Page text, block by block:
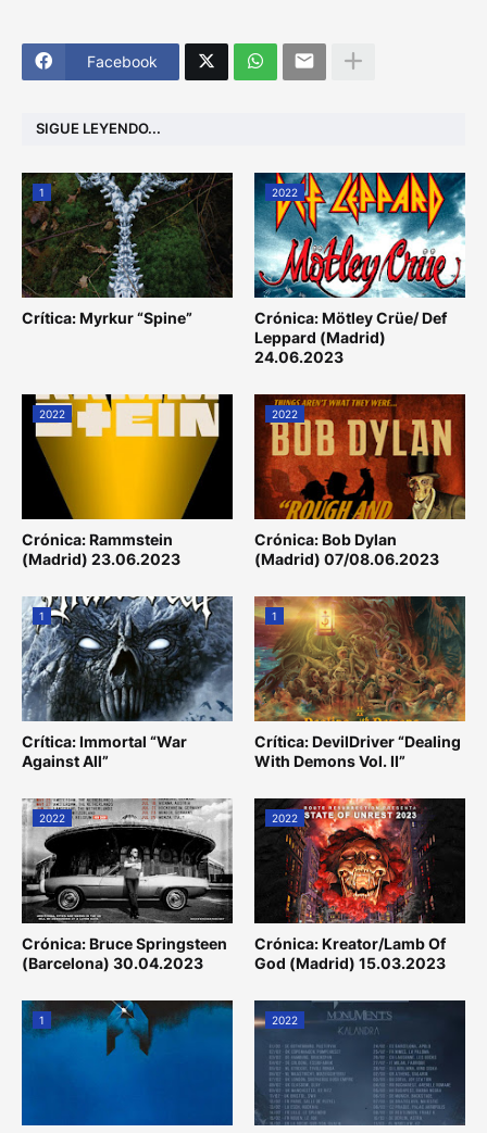
Facebook
SIGUE LEYENDO...
1
Crítica: Myrkur “Spine”
2022
Crónica: Mötley Crüe/ Def
Leppard (Madrid)
24.06.2023
2022
Crónica: Rammstein
(Madrid) 23.06.2023
2022
Crónica: Bob Dylan
(Madrid) 07/08.06.2023
1
Crítica: Immortal “War
Against All”
1
Crítica: DevilDriver “Dealing
With Demons Vol. II”
2022
Crónica: Bruce Springsteen
(Barcelona) 30.04.2023
2022
Crónica: Kreator/Lamb Of
God (Madrid) 15.03.2023
1 2022